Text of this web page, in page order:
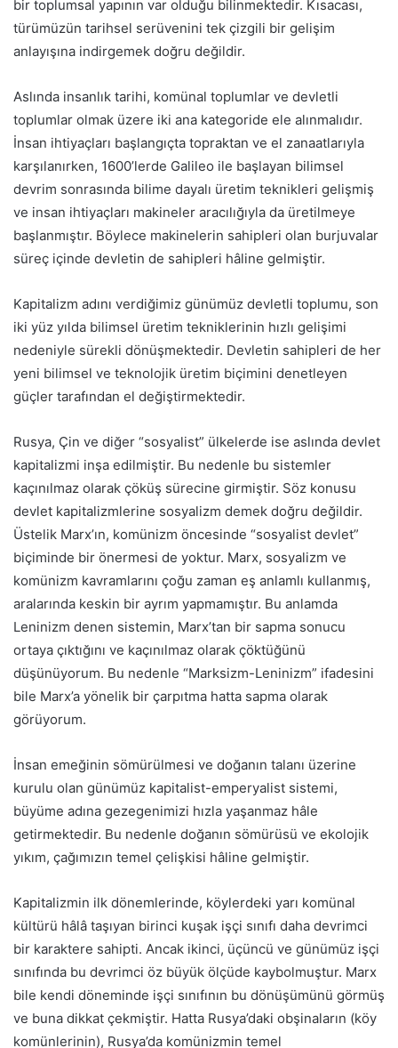
bir toplumsal yapının var olduğu bilinmektedir. Kısacası,
türümüzün tarihsel serüvenini tek çizgili bir gelişim
anlayışına indirgemek doğru değildir.
Aslında insanlık tarihi, komünal toplumlar ve devletli
toplumlar olmak üzere iki ana kategoride ele alınmalıdır.
İnsan ihtiyaçları başlangıçta topraktan ve el zanaatlarıyla
karşılanırken, 1600’lerde Galileo ile başlayan bilimsel
devrim sonrasında bilime dayalı üretim teknikleri gelişmiş
ve insan ihtiyaçları makineler aracılığıyla da üretilmeye
başlanmıştır. Böylece makinelerin sahipleri olan burjuvalar
süreç içinde devletin de sahipleri hâline gelmiştir.
Kapitalizm adını verdiğimiz günümüz devletli toplumu, son
iki yüz yılda bilimsel üretim tekniklerinin hızlı gelişimi
nedeniyle sürekli dönüşmektedir. Devletin sahipleri de her
yeni bilimsel ve teknolojik üretim biçimini denetleyen
güçler tarafından el değiştirmektedir.
Rusya, Çin ve diğer “sosyalist” ülkelerde ise aslında devlet
kapitalizmi inşa edilmiştir. Bu nedenle bu sistemler
kaçınılmaz olarak çöküş sürecine girmiştir. Söz konusu
devlet kapitalizmlerine sosyalizm demek doğru değildir.
Üstelik Marx’ın, komünizm öncesinde “sosyalist devlet”
biçiminde bir önermesi de yoktur. Marx, sosyalizm ve
komünizm kavramlarını çoğu zaman eş anlamlı kullanmış,
aralarında keskin bir ayrım yapmamıştır. Bu anlamda
Leninizm denen sistemin, Marx’tan bir sapma sonucu
ortaya çıktığını ve kaçınılmaz olarak çöktüğünü
düşünüyorum. Bu nedenle “Marksizm-Leninizm” ifadesini
bile Marx’a yönelik bir çarpıtma hatta sapma olarak
görüyorum.
İnsan emeğinin sömürülmesi ve doğanın talanı üzerine
kurulu olan günümüz kapitalist-emperyalist sistemi,
büyüme adına gezegenimizi hızla yaşanmaz hâle
getirmektedir. Bu nedenle doğanın sömürüsü ve ekolojik
yıkım, çağımızın temel çelişkisi hâline gelmiştir.
Kapitalizmin ilk dönemlerinde, köylerdeki yarı komünal
kültürü hâlâ taşıyan birinci kuşak işçi sınıfı daha devrimci
bir karaktere sahipti. Ancak ikinci, üçüncü ve günümüz işçi
sınıfında bu devrimci öz büyük ölçüde kaybolmuştur. Marx
bile kendi döneminde işçi sınıfının bu dönüşümünü görmüş
ve buna dikkat çekmiştir. Hatta Rusya’daki obşinaların (köy
komünlerinin), Rusya’da komünizmin temel